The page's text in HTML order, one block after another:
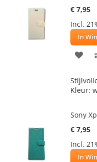
€ 7,95
Incl.
In
Kleur:
Sony
€ 7,95
Incl.
In